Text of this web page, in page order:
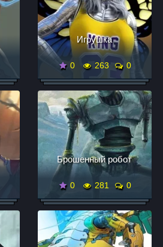
Игрушка
0 263 0
Брошенный робот
0 281 0